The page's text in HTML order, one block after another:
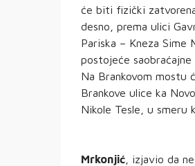
će biti fizički
desno, prema ulici
Pariska – Kneza Sime
postojeće
Na Brankovom mostu
Brankove ulice ka
Nikole Tesle, u smeru
Mrkonjić , izjavio da